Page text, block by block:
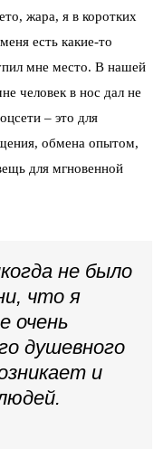
жара, я в коротких
есть какие-то
мне место. В нашей
человек в нос дал не
– это для
обмена опытом,
для мгновенной
не было
что я
очень
душевного
и